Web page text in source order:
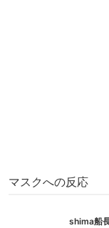
マスクへの反応
shima船